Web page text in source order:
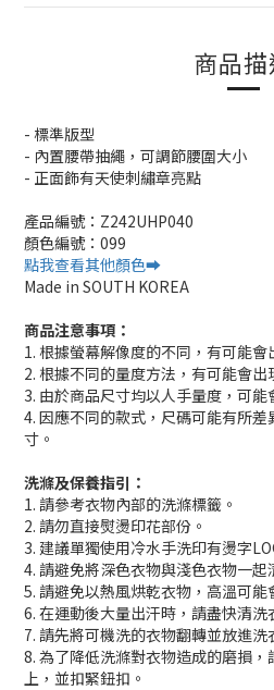
商品
- 標準版型
- 內置腰帶抽繩，可調節腰圍大小
- 正面飾有天使刺繡章亮點
產品編號：Z242UHP040
顏色編號：099
點我查看其他顏色➡️
Made in SOUTH KOREA
商品注意事項：
1. 根據螢幕解像度的不同，有可能會
2. 根據不同的量度方法，有可能會出
3. 由於商品尺寸均以人手量度，可能
4. 因應不同的款式，尺碼可能有所
寸。
洗滌及保養指引：
1. 請參考衣物內部的洗滌標籤。
2. 請勿直接熨燙印花部份。
3. 建議單獨使用冷水手洗印有燙字
4. 請避免將深色衣物與淺色衣物一起
5. 請避免以熱風烘乾衣物，高溫可能
6. 在運動後大量出汗時，請盡快清洗
7. 請先將可機洗的衣物翻轉並放進洗
8. 為了降低洗滌對衣物造成的磨損
上，並扣緊鈕扣。